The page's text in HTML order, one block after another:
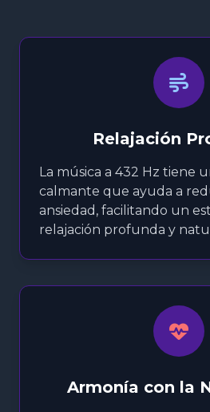
Relajación
La música a 432 Hz tiene
calmante que ayuda a
ansiedad, facilitando un
relajación profunda y
Armonía con la